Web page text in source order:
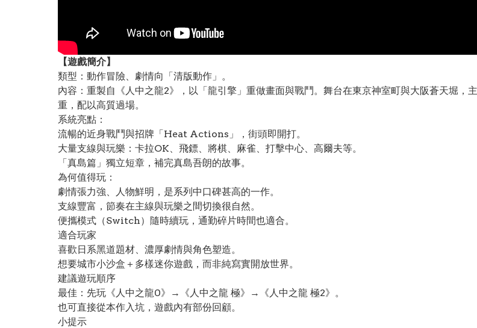
【遊戲簡介】
類型：動作冒險、劇情向「清版動作」。
內容：重製自《人中之龍2》，以「龍引擎」重做畫面與戰鬥。舞台在東京神室町與大阪蒼天堀，
重，配以高質過場。
系統亮點：
流暢的近身戰鬥與招牌「Heat Actions」，街頭即開打。
大量支線與玩樂：卡拉OK、飛鏢、將棋、麻雀、打擊中心、高爾夫等。
「真島篇」獨立短章，補完真島吾朗的故事。
為何值得玩：
劇情張力強、人物鮮明，是系列中口碑甚高的一作。
支線豐富，節奏在主線與玩樂之間切換很自然。
便攜模式（Switch）隨時續玩，通勤碎片時間也適合。
適合玩家
喜歡日系黑道題材、濃厚劇情與角色塑造。
想要城市小沙盒＋多樣迷你遊戲，而非純寫實開放世界。
建議遊玩順序
最佳：先玩《人中之龍0》→《人中之龍 極》→《人中之龍 極2》。
也可直接從本作入坑，遊戲內有部份回顧。
小提示